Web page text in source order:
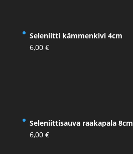
Seleniitti kämmenkivi 4cm
6,00 €
Seleniittisauva raakapala 8cm
6,00 €